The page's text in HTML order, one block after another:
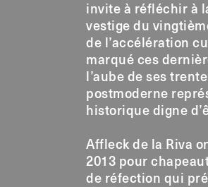
invite à réfléchir à
vestige du
de l’accélération
marqué ces
l’aube de ses
postmoderne
historique digne
Affleck de la Riva
2013 pour
de réfection qui